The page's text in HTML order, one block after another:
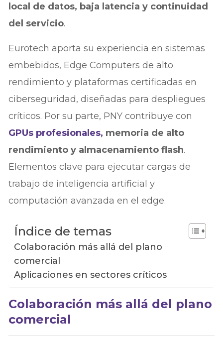
local de datos, baja latencia y continuidad
del servicio.
Eurotech aporta su experiencia en sistemas
embebidos, Edge Computers de alto
rendimiento y plataformas certificadas en
ciberseguridad, diseñadas para despliegues
críticos. Por su parte, PNY contribuye con
GPUs profesionales, memoria de alto
rendimiento y almacenamiento flash.
Elementos clave para ejecutar cargas de
trabajo de inteligencia artificial y
computación avanzada en el edge.
Índice de temas
Colaboración más allá del plano
comercial
Aplicaciones en sectores críticos
Colaboración más allá del plano
comercial